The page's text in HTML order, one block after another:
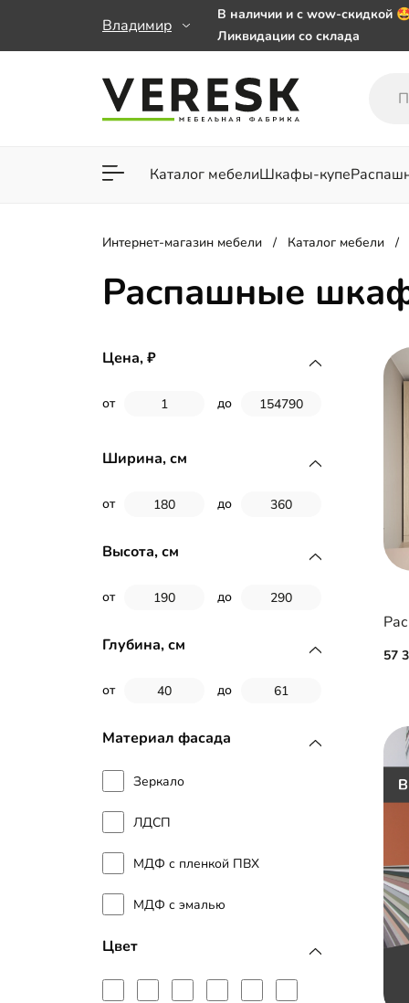
Владимир
В наличии и с wow-скидкой
Ликвидации со склада
заказе от 50 000 ₽
Важно! Наш Whatsapp
Каталог мебелиШкафы-купе
Для гостиной Для
Интернет-магазин мебели Каталог мебели
Распашные
Цена,
от до
Ширина, см
от до
Высота, см
от до
Глубина, см
от до
Материал фасада
Зеркало
ЛДСП
МДФ с пленкой ПВХ
МДФ с эмалью
Цвет
57